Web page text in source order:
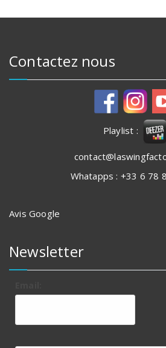
Contactez nous
Playlist :
Whatapps : +33 6 78
Avis Google
Newsletter